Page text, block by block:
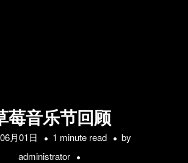
莓音乐节回顾
月01日 1 minute read
by
administrator